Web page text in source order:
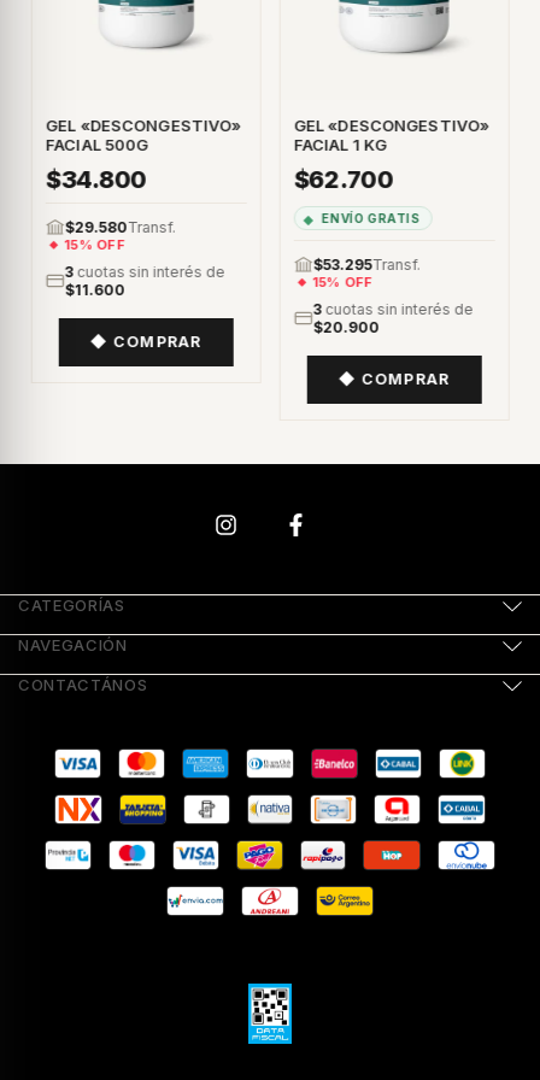
GEL «DESCONGESTIVO»
FACIAL 500G
$34.800
$29.580Transf.
15% OFF
3 cuotas sin interés de
$11.600
GEL «DESCONGESTIVO»
FACIAL 1 KG
$62.700
ENVÍO GRATIS
$53.295Transf.
15% OFF
3 cuotas sin interés de
$20.900
CATEGORÍAS
NAVEGACIÓN
CONTACTÁNOS